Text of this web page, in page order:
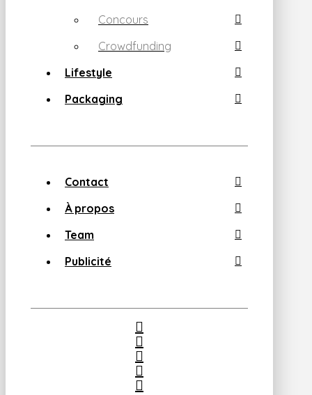
Concours
Crowdfunding
Lifestyle
Packaging
Contact
À propos
Team
Publicité